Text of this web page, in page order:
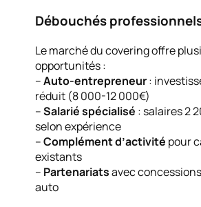
Débouchés
Le marché du covering offre
opportunités :
–Auto-entrepreneur:
réduit (8 000-12 000€)
–Salarié spécialisé : salaires 2
selon expérience
–Complément d’activité pour
existants
– Partenariatsavec
auto